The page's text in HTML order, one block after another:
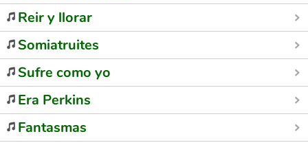
Reir y llorar
Somiatruites
Sufre como yo
Era Perkins
Fantasmas